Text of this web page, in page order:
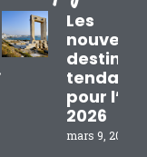
Les
pour
2026
mars 9, 2026